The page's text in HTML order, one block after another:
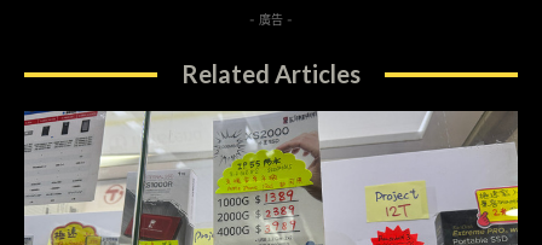
- 廣告 -
Related Articles